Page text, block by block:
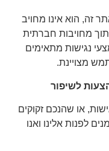
זה, הוא אינו מחויב
מחויבות חברתית
נגישות מתאימים
מצויינת.
לשיפור
או שהנכם זקוקים
לפנות אלינו ואנו